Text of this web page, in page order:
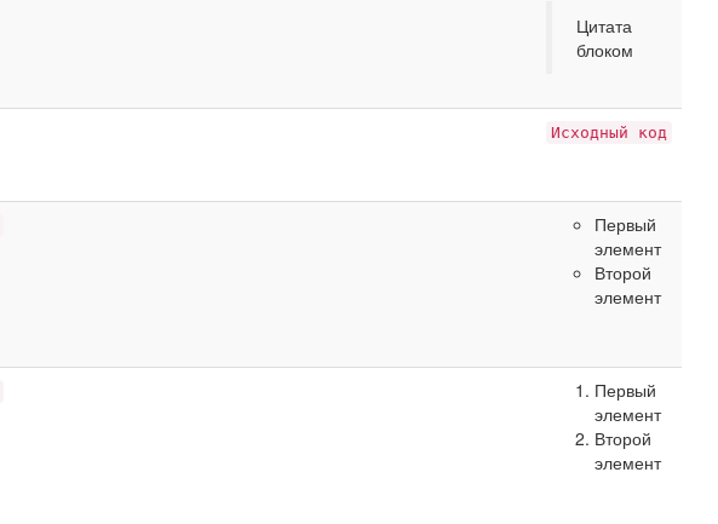
Цитата
блоком
Исходный код
Первый
элемент
Второй
элемент
Первый
элемент
Второй
элемент